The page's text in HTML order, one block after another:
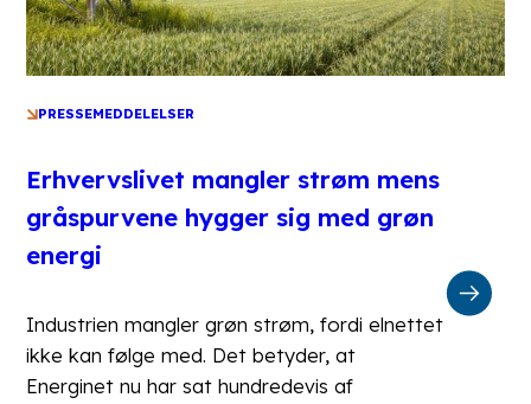
PRESSEMEDDELELSER
Erhvervslivet mangler strøm mens
gråspurvene hygger sig med grøn
energi
Industrien mangler grøn strøm, fordi elnettet
ikke kan følge med. Det betyder, at
Energinet nu har sat hundredevis af